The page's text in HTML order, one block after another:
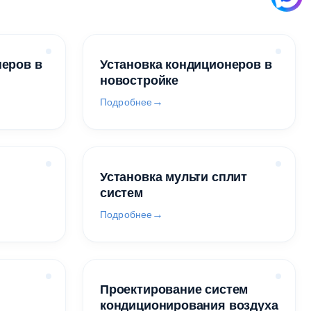
в
Установка кондиционеров в
новостройке
Подробнее
Установка мульти сплит
систем
Подробнее
Проектирование систем
кондиционирования воздуха